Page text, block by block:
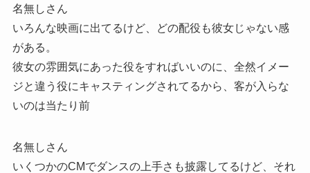
名無しさん
いろんな映画に出てるけど、どの配役も彼女じゃない感
がある。
彼女の雰囲気にあった役をすればいいのに、全然イメー
ジと違う役にキャスティングされてるから、客が入らな
いのは当たり前
名無しさん
いくつかのCMでダンスの上手さも披露してるけど、それ